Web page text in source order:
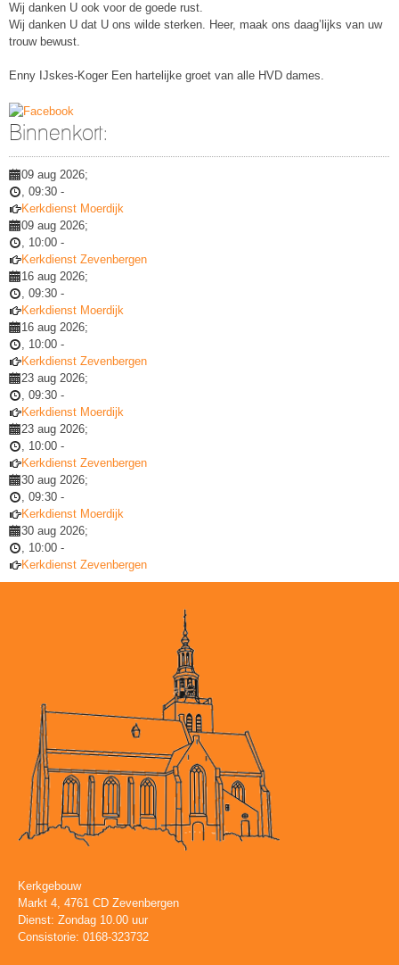
Wij danken U ook voor de goede rust.
Wij danken U dat U ons wilde sterken. Heer, maak ons daag’lijks van uw
trouw bewust.
Enny IJskes-Koger Een hartelijke groet van alle HVD dames.
Binnenkort:
09 aug 2026;
, 09:30 -
Kerkdienst Moerdijk
09 aug 2026;
, 10:00 -
Kerkdienst Zevenbergen
16 aug 2026;
, 09:30 -
Kerkdienst Moerdijk
16 aug 2026;
, 10:00 -
Kerkdienst Zevenbergen
23 aug 2026;
, 09:30 -
Kerkdienst Moerdijk
23 aug 2026;
, 10:00 -
Kerkdienst Zevenbergen
30 aug 2026;
, 09:30 -
Kerkdienst Moerdijk
30 aug 2026;
, 10:00 -
Kerkdienst Zevenbergen
Kerkgebouw
Markt 4, 4761 CD Zevenbergen
Dienst: Zondag 10.00 uur
Consistorie: 0168-323732